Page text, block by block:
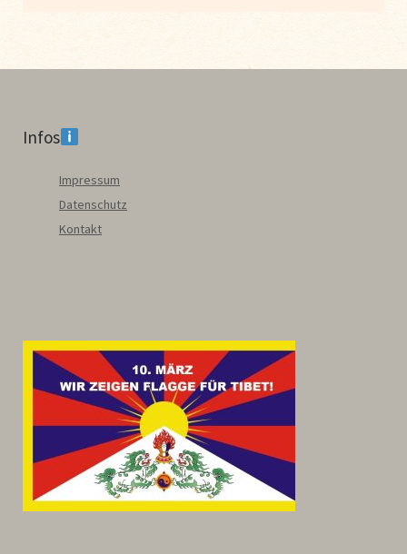
Infos
Impressum
Datenschutz
Kontakt